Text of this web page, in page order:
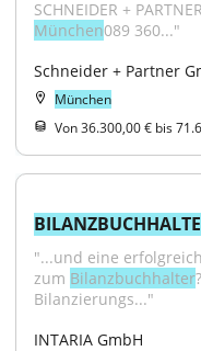
München089 360..."
Schneider + Partner
München
Von 36.300,00 € bis
"...und eine
zum Bilanzbuchhalter
Bilanzierungs..."
INTARIA GmbH